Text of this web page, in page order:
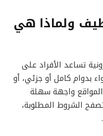
ولماذا هي
تساعد الأفراد على
بدوام كامل أو جزئي، أو
واجهة سهلة
الشروط المطلوبة،